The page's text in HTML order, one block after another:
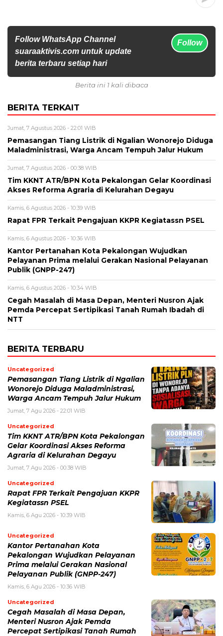
Follow WhatsApp Channel
suaraaktivis.com untuk update
berita terbaru setiap hari
Follow
Berita ini 1 kali dibaca
BERITA TERKAIT
Jumat, 7 Agustus 2026 - 22:01 WIB
Pemasangan Tiang Listrik di Ngalian Wonorejo Diduga
Maladministrasi, Warga Ancam Tempuh Jalur Hukum
Jumat, 7 Agustus 2026 - 00:38 WIB
Tim KKNT ATR/BPN Kota Pekalongan Gelar Koordinasi
Akses Reforma Agraria di Kelurahan Degayu
Kamis, 6 Agustus 2026 - 10:39 WIB
Rapat FPR Terkait Pengajuan KKPR Kegiatassn PSEL
Kamis, 6 Agustus 2026 - 10:36 WIB
Kantor Pertanahan Kota Pekalongan Wujudkan
Pelayanan Prima melalui Gerakan Nasional Pelayanan
Publik (GNPP-247)
Kamis, 6 Agustus 2026 - 10:34 WIB
Cegah Masalah di Masa Depan, Menteri Nusron Ajak
Pemda Percepat Sertipikasi Tanah Rumah Ibadah di
NTT
BERITA TERBARU
Uncategorized
Pemasangan Tiang Listrik di Ngalian
Wonorejo Diduga Maladministrasi,
Warga Ancam Tempuh Jalur Hukum
Jumat, 7 Agu 2026 - 22:01 WIB
Uncategorized
Tim KKNT ATR/BPN Kota Pekalongan
Gelar Koordinasi Akses Reforma
Agraria di Kelurahan Degayu
Jumat, 7 Agu 2026 - 00:38 WIB
Uncategorized
Rapat FPR Terkait Pengajuan KKPR
Kegiatassn PSEL
Kamis, 6 Agu 2026 - 10:39 WIB
Uncategorized
Kantor Pertanahan Kota
Pekalongan Wujudkan Pelayanan
Prima melalui Gerakan Nasional
Pelayanan Publik (GNPP-247)
Kamis, 6 Agu 2026 - 10:36 WIB
Uncategorized
Cegah Masalah di Masa Depan,
Menteri Nusron Ajak Pemda
Percepat Sertipikasi Tanah Rumah